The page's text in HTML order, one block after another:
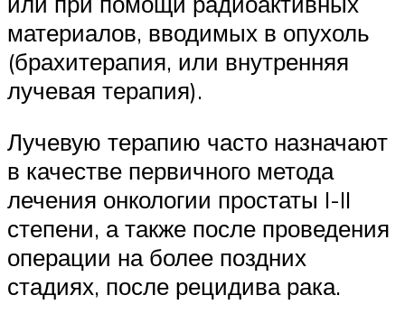
материалов, вводимых в опухоль
(брахитерапия, или внутренняя
лучевая терапия).
Лучевую терапию часто назначают
в качестве первичного метода
лечения онкологии простаты I-II
степени, а также после проведения
операции на более поздних
стадиях, после рецидива рака.